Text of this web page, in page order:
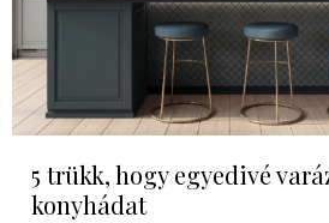
5 trükk, hogy egyedivé
konyhádat